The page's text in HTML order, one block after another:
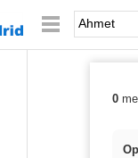
Palabra o
0